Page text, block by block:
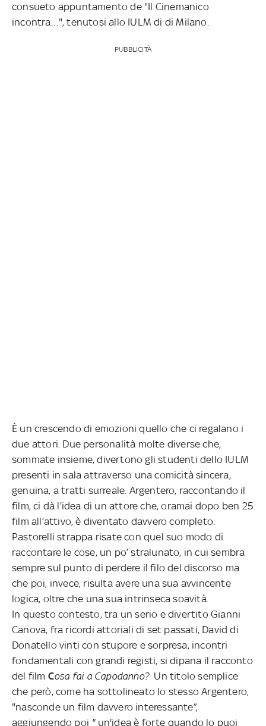
consueto appuntamento de "Il Cinemanico
incontra…", tenutosi allo IULM di di Milano.
PUBBLICITÀ
È un crescendo di emozioni quello che ci regalano i
due attori. Due personalità molte diverse che,
sommate insieme, divertono gli studenti dello IULM
presenti in sala attraverso una comicità sincera,
genuina, a tratti surreale. Argentero, raccontando il
film, ci dà l’idea di un attore che, oramai dopo ben 25
film all’attivo, è diventato davvero completo.
Pastorelli strappa risate con quel suo modo di
raccontare le cose, un po’ stralunato, in cui sembra
sempre sul punto di perdere il filo del discorso ma
che poi, invece, risulta avere una sua avvincente
logica, oltre che una sua intrinseca soavità.
In questo contesto, tra un serio e divertito Gianni
Canova, fra ricordi attoriali di set passati, David di
Donatello vinti con stupore e sorpresa, incontri
fondamentali con grandi registi, si dipana il racconto
del film Cosa fai a Capodanno? Un titolo semplice
che però, come ha sottolineato lo stesso Argentero,
"nasconde un film davvero interessante”,
aggiungendo poi " un'idea è forte quando lo puoi